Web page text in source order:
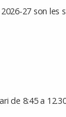
27 son les
de 8:45 a